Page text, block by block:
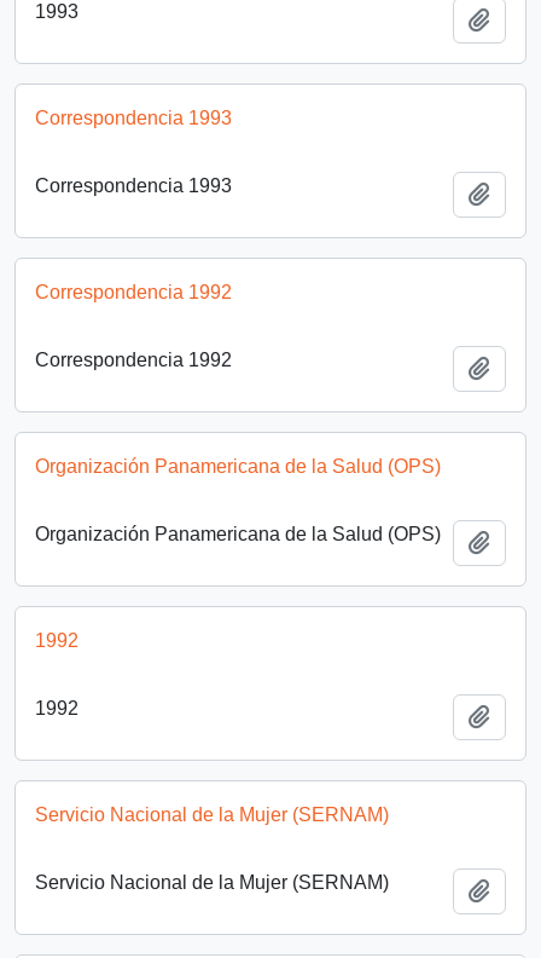
1993
Correspondencia 1993
Correspondencia 1993
Correspondencia 1992
Correspondencia 1992
Organización Panamericana de la Salud (OPS)
Organización Panamericana de la Salud (OPS)
1992
1992
Servicio Nacional de la Mujer (SERNAM)
Servicio Nacional de la Mujer (SERNAM)